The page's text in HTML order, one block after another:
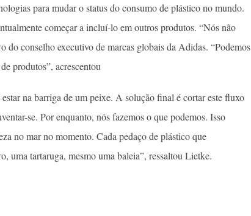
para mudar o status do consumo de plástico no mundo.
começar a incluí-lo em outros produtos. “Nós não
conselho executivo de marcas globais da Adidas. “Podemos
produtos”, acrescentou
na barriga de um peixe. A solução final é cortar este fluxo
se. Por enquanto, nós fazemos o que podemos. Isso
no mar no momento. Cada pedaço de plástico que
uma tartaruga, mesmo uma baleia”, ressaltou Lietke.